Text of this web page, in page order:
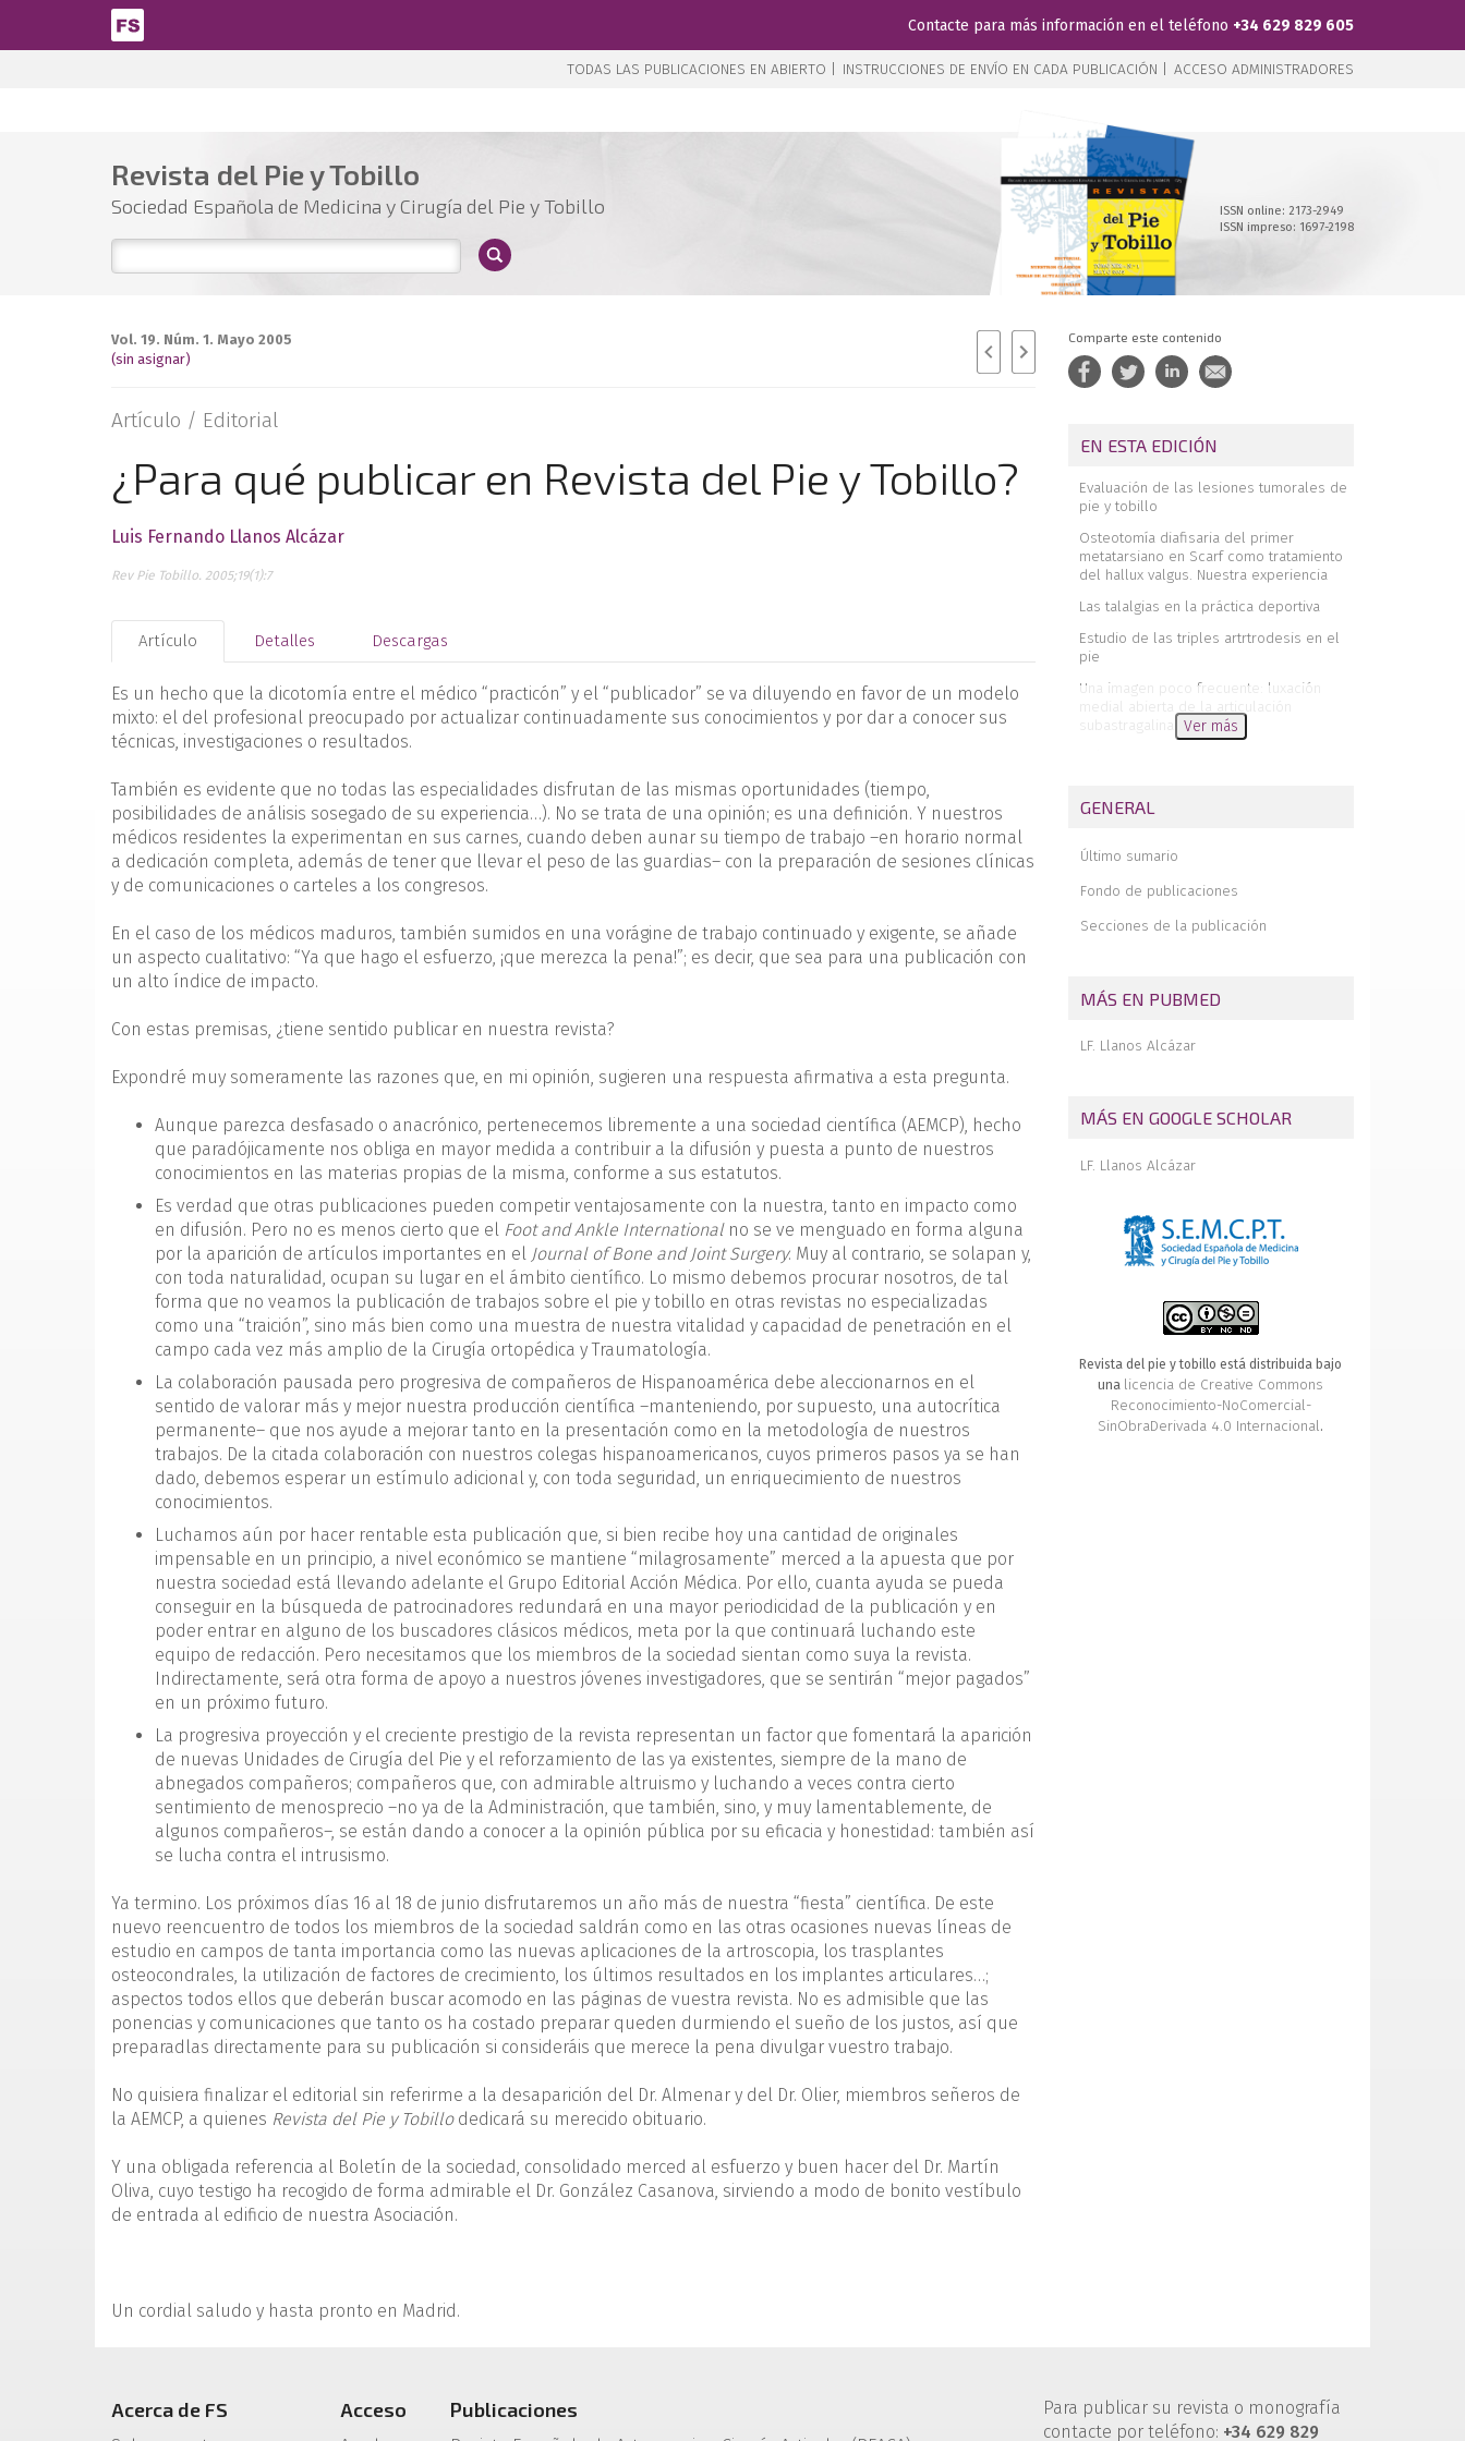
Pasar al contenido principal
Contacte para más información en el teléfono +34 629 829 605
TODAS LAS PUBLICACIONES EN ABIERTO | INSTRUCCIONES DE ENVÍO EN CADA PUBLICACIÓN | ACCESO ADMINISTRADORES
Revista del Pie y Tobillo
Sociedad Española de Medicina y Cirugía del Pie y Tobillo
ISSN online: 2173-2949
ISSN impreso: 1697-2198
Vol. 19. Núm. 1. Mayo 2005
(sin asignar)
Artículo / Editorial
¿Para qué publicar en Revista del Pie y Tobillo?
Luis Fernando Llanos Alcázar
Rev Pie Tobillo. 2005;19(1):7
Artículo Detalles Descargas
Es un hecho que la dicotomía entre el médico “practicón” y el “publicador” se va diluyendo en favor de un modelo
mixto: el del profesional preocupado por actualizar continuadamente sus conocimientos y por dar a conocer sus
técnicas, investigaciones o resultados.
También es evidente que no todas las especialidades disfrutan de las mismas oportunidades (tiempo,
posibilidades de análisis sosegado de su experiencia…). No se trata de una opinión; es una definición. Y nuestros
médicos residentes la experimentan en sus carnes, cuando deben aunar su tiempo de trabajo –en horario normal
a dedicación completa, además de tener que llevar el peso de las guardias– con la preparación de sesiones clínicas
y de comunicaciones o carteles a los congresos.
En el caso de los médicos maduros, también sumidos en una vorágine de trabajo continuado y exigente, se añade
un aspecto cualitativo: “Ya que hago el esfuerzo, ¡que merezca la pena!”; es decir, que sea para una publicación con
un alto índice de impacto.
Con estas premisas, ¿tiene sentido publicar en nuestra revista?
Expondré muy someramente las razones que, en mi opinión, sugieren una respuesta afirmativa a esta pregunta.
Aunque parezca desfasado o anacrónico, pertenecemos libremente a una sociedad científica (AEMCP), hecho
que paradójicamente nos obliga en mayor medida a contribuir a la difusión y puesta a punto de nuestros
conocimientos en las materias propias de la misma, conforme a sus estatutos.
Es verdad que otras publicaciones pueden competir ventajosamente con la nuestra, tanto en impacto como
en difusión. Pero no es menos cierto que el Foot and Ankle Internationalno se ve menguado en forma alguna
por la aparición de artículos importantes en el Journal of Bone and Joint Surgery. Muy al contrario, se solapan y,
con toda naturalidad, ocupan su lugar en el ámbito científico. Lo mismo debemos procurar nosotros, de tal
forma que no veamos la publicación de trabajos sobre el pie y tobillo en otras revistas no especializadas
como una “traición”, sino más bien como una muestra de nuestra vitalidad y capacidad de penetración en el
campo cada vez más amplio de la Cirugía ortopédica y Traumatología.
La colaboración pausada pero progresiva de compañeros de Hispanoamérica debe aleccionarnos en el
sentido de valorar más y mejor nuestra producción científica –manteniendo, por supuesto, una autocrítica
permanente– que nos ayude a mejorar tanto en la presentación como en la metodología de nuestros
trabajos. De la citada colaboración con nuestros colegas hispanoamericanos, cuyos primeros pasos ya se han
dado, debemos esperar un estímulo adicional y, con toda seguridad, un enriquecimiento de nuestros
conocimientos.
Luchamos aún por hacer rentable esta publicación que, si bien recibe hoy una cantidad de originales
impensable en un principio, a nivel económico se mantiene “milagrosamente” merced a la apuesta que por
nuestra sociedad está llevando adelante el Grupo Editorial Acción Médica. Por ello, cuanta ayuda se pueda
conseguir en la búsqueda de patrocinadores redundará en una mayor periodicidad de la publicación y en
poder entrar en alguno de los buscadores clásicos médicos, meta por la que continuará luchando este
equipo de redacción. Pero necesitamos que los miembros de la sociedad sientan como suya la revista.
Indirectamente, será otra forma de apoyo a nuestros jóvenes investigadores, que se sentirán “mejor pagados”
en un próximo futuro.
La progresiva proyección y el creciente prestigio de la revista representan un factor que fomentará la aparición
de nuevas Unidades de Cirugía del Pie y el reforzamiento de las ya existentes, siempre de la mano de
abnegados compañeros; compañeros que, con admirable altruismo y luchando a veces contra cierto
sentimiento de menosprecio –no ya de la Administración, que también, sino, y muy lamentablemente, de
algunos compañeros–, se están dando a conocer a la opinión pública por su eficacia y honestidad: también así
se lucha contra el intrusismo.
Ya termino. Los próximos días 16 al 18 de junio disfrutaremos un año más de nuestra “fiesta” científica. De este
nuevo reencuentro de todos los miembros de la sociedad saldrán como en las otras ocasiones nuevas líneas de
estudio en campos de tanta importancia como las nuevas aplicaciones de la artroscopia, los trasplantes
osteocondrales, la utilización de factores de crecimiento, los últimos resultados en los implantes articulares…;
aspectos todos ellos que deberán buscar acomodo en las páginas de vuestra revista. No es admisible que las
ponencias y comunicaciones que tanto os ha costado preparar queden durmiendo el sueño de los justos, así que
preparadlas directamente para su publicación si consideráis que merece la pena divulgar vuestro trabajo.
No quisiera finalizar el editorial sin referirme a la desaparición del Dr. Almenar y del Dr. Olier, miembros señeros de
la AEMCP, a quienes Revista del Pie y Tobillodedicará su merecido obituario.
Y una obligada referencia al Boletín de la sociedad, consolidado merced al esfuerzo y buen hacer del Dr. Martín
Oliva, cuyo testigo ha recogido de forma admirable el Dr. González Casanova, sirviendo a modo de bonito vestíbulo
de entrada al edificio de nuestra Asociación.
Un cordial saludo y hasta pronto en Madrid.
Comparte este contenido
EN ESTA EDICIÓN
Evaluación de las lesiones tumorales de
pie y tobillo
Osteotomía diafisaria del primer
metatarsiano en Scarf como tratamiento
del hallux valgus. Nuestra experiencia
Las talalgias en la práctica deportiva
Estudio de las triples artrtrodesis en el
pie
Una imagen poco frecuente: luxación
medial abierta de la articulación
subastragalina
Estudio clínico y radiológico del
osteotomía de Weil aislada o asociada a
otras técnicas quirúrgicas
¿Para qué publicar en Revista del Pie
traumatología
Brandes-Lelièvre
Ver más
GENERAL
Último sumario
Fondo de publicaciones
Secciones de la publicación
MÁS EN PUBMED
LF. Llanos Alcázar
MÁS EN GOOGLE SCHOLAR
LF. Llanos Alcázar
Revista del pie y tobillo está distribuida bajo
una licencia de Creative Commons
Reconocimiento-NoComercial-
SinObraDerivada 4.0 Internacional.
Acerca de FS Acceso Publicaciones
Para publicar su revista o monografía
contacte por teléfono: +34 629 829